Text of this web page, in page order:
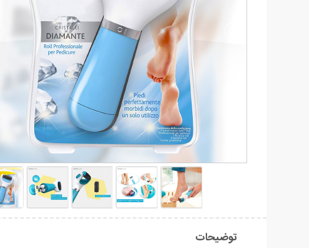
توضیحات